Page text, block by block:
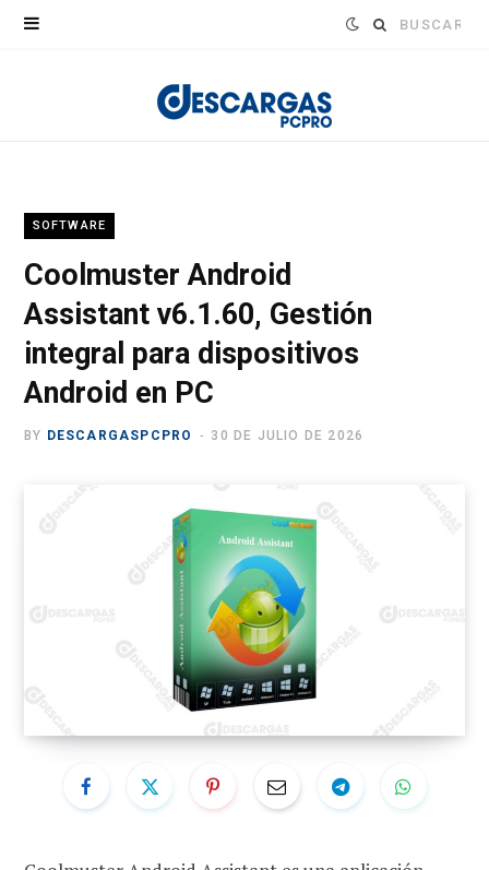
Buscar:
SOFTWARE
Coolmuster Android
Assistant v6.1.60, Gestión
integral para dispositivos
Android en PC
BY DESCARGASPCPRO 30 DE JULIO DE 2026